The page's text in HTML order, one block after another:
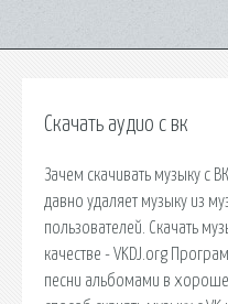
Скачать аудио с вк
Зачем скачивать музыку с
давно удаляет музыку из
пользователей. Скачать
качестве - VKDJ.org
песни альбомами в